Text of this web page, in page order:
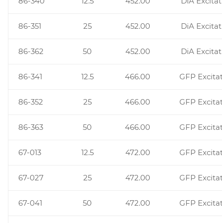
86-351 25 452.00 DiA
86-362 50 452.00 DiA
86-341 12.5 466.00 GFP
86-352 25 466.00 GFP
86-363 50 466.00 GFP
67-013 12.5 472.00 GFP
67-027 25 472.00 GFP
67-041 50 472.00 GFP